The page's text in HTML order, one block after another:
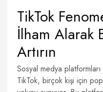
TikTok
İlham Alarak
Artırın
Sosyal medya
TikTok, birçok kişi için